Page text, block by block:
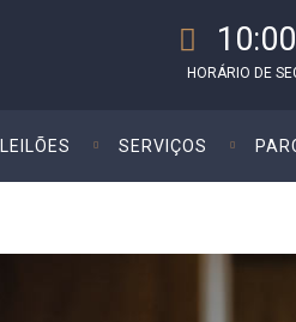
HORÁRIO DE
LEILÕES SERVIÇOS